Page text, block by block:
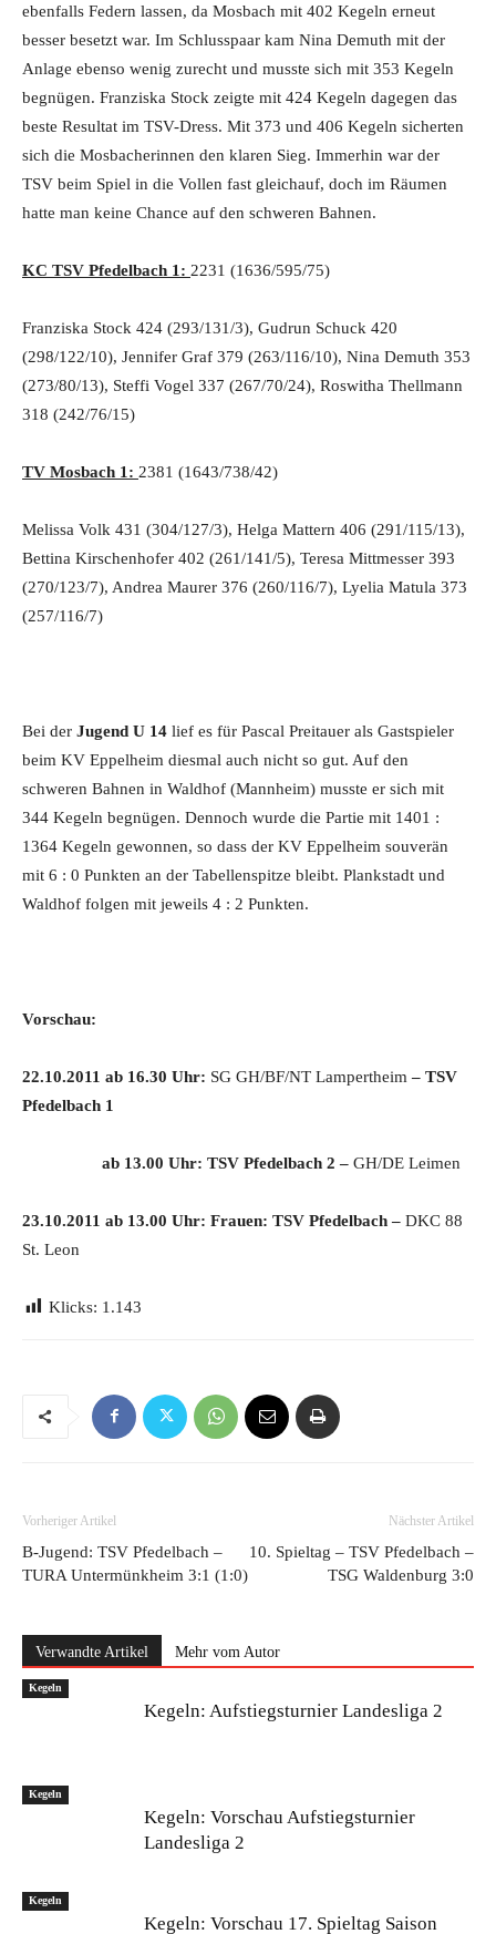
ebenfalls Federn lassen, da Mosbach mit 402 Kegeln erneut
besser besetzt war. Im Schlusspaar kam Nina Demuth mit der
Anlage ebenso wenig zurecht und musste sich mit 353 Kegeln
begnügen. Franziska Stock zeigte mit 424 Kegeln dagegen das
beste Resultat im TSV-Dress. Mit 373 und 406 Kegeln sicherten
sich die Mosbacherinnen den klaren Sieg. Immerhin war der
TSV beim Spiel in die Vollen fast gleichauf, doch im Räumen
hatte man keine Chance auf den schweren Bahnen.
KC TSV Pfedelbach 1: 2231 (1636/595/75)
Franziska Stock 424 (293/131/3), Gudrun Schuck 420
(298/122/10), Jennifer Graf 379 (263/116/10), Nina Demuth 353
(273/80/13), Steffi Vogel 337 (267/70/24), Roswitha Thellmann
318 (242/76/15)
TV Mosbach 1: 2381 (1643/738/42)
Melissa Volk 431 (304/127/3), Helga Mattern 406 (291/115/13),
Bettina Kirschenhofer 402 (261/141/5), Teresa Mittmesser 393
(270/123/7), Andrea Maurer 376 (260/116/7), Lyelia Matula 373
(257/116/7)
Bei der Jugend U 14 lief es für Pascal Preitauer als Gastspieler
beim KV Eppelheim diesmal auch nicht so gut. Auf den
schweren Bahnen in Waldhof (Mannheim) musste er sich mit
344 Kegeln begnügen. Dennoch wurde die Partie mit 1401 :
1364 Kegeln gewonnen, so dass der KV Eppelheim souverän
mit 6 : 0 Punkten an der Tabellenspitze bleibt. Plankstadt und
Waldhof folgen mit jeweils 4 : 2 Punkten.
Vorschau:
22.10.2011 ab 16.30 Uhr: SG GH/BF/NT Lampertheim – TSV
Pfedelbach 1
ab 13.00 Uhr: TSV Pfedelbach 2 – GH/DE Leimen
23.10.2011 ab 13.00 Uhr: Frauen: TSV Pfedelbach – DKC 88
St. Leon
Klicks: 1.143
Vorheriger Artikel
B-Jugend: TSV Pfedelbach –
TURA Untermünkheim 3:1 (1:0)
Nächster Artikel
10. Spieltag – TSV Pfedelbach –
TSG Waldenburg 3:0
Verwandte Artikel Mehr vom Autor
Kegeln
Kegeln: Aufstiegsturnier Landesliga 2
Kegeln
Kegeln: Vorschau Aufstiegsturnier
Landesliga 2
Kegeln
Kegeln: Vorschau 17. Spieltag Saison